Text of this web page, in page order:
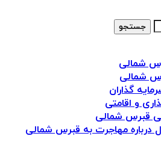
جستجو
شمالی
شمالی
گذاران
و اقامتی
قبرس شمالی
درباره مهاجرت به قبرس شمالی